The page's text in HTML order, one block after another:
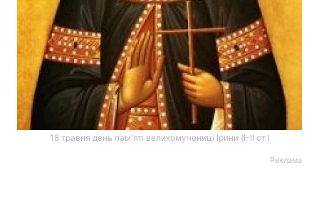
18 травня день пам'яті великомучениці Ірини (I-II ст.)
Реклама